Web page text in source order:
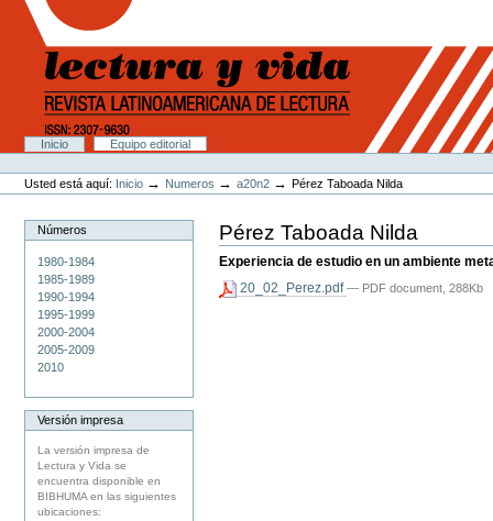
Cambiar
contenido.
navegación
Secciones
Inicio
Equipo editorial
Herramientas
Personales
Usted está aquí: Inicio → Numeros →a20n2 →Pérez Taboada Nilda
Números
1980-1984
1985-1989
1990-1994
1995-1999
2000-2004
2005-2009
2010
Versión impresa
La versión impresa de
Lectura y Vida se
encuentra disponible en
BIBHUMA en las siguientes
ubicaciones:
Pérez Taboada Nilda
Experiencia de estudio en un ambiente
20_02_Perez.pdf— PDF document, 288Kb